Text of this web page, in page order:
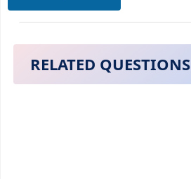
RELATED QUESTIONS